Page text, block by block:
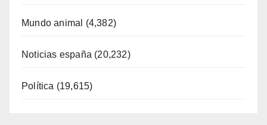
Mundo animal (4,382)
Noticias españa (20,232)
Política (19,615)